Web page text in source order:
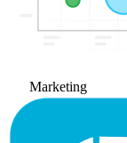
Marketing